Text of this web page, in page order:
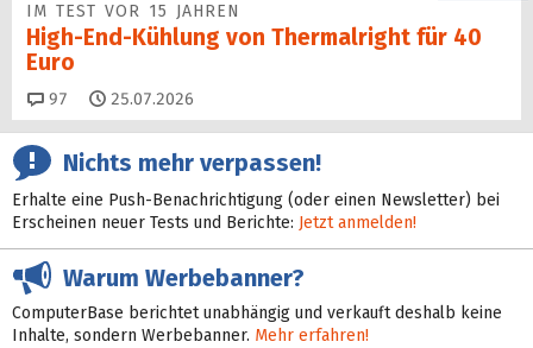
IM TEST VOR 15 JAHREN
High-End-Kühlung von Thermalright für 40
Euro
97 Kommentare
25.07.2026
Nichts mehr verpassen!
Erhalte eine Push-Benachrichtigung (oder einen Newsletter) bei
Erscheinen neuer Tests und Berichte: Jetzt anmelden!
Warum Werbebanner?
ComputerBase berichtet unabhängig und verkauft deshalb keine
Inhalte, sondern Werbebanner. Mehr erfahren!